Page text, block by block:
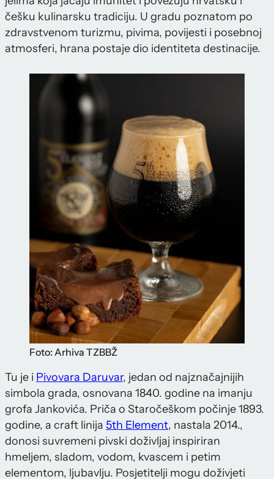
češku kulinarsku tradiciju. U gradu poznatom po
zdravstvenom turizmu, pivima, povijesti i posebnoj
atmosferi, hrana postaje dio identiteta destinacije.
Foto: Arhiva TZBBŽ
Tu je i Pivovara Daruvar, jedan od najznačajnijih
simbola grada, osnovana 1840. godine na imanju
grofa Jankovića. Priča o Staročeškom počinje 1893.
godine, a craft linija 5th Element, nastala 2014.,
donosi suvremeni pivski doživljaj inspiriran
hmeljem, sladom, vodom, kvascem i petim
elementom, ljubavlju. Posjetitelji mogu doživjeti